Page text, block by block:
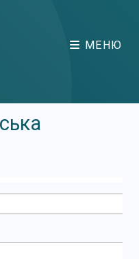
МЕНЮ